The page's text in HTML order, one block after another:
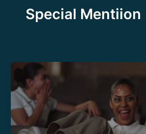
Special Mentiion